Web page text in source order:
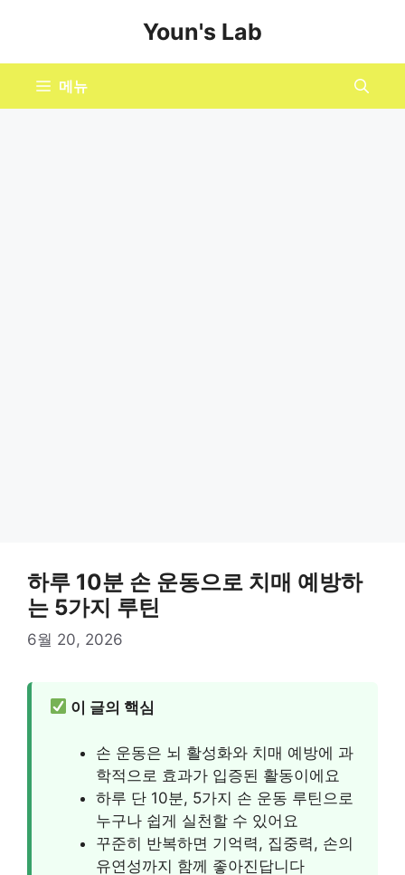
Youn's Lab
메뉴
하루 10분 손 운동으로 치매 예방하
는 5가지 루틴
6월 20, 2026
이 글의 핵심
손 운동은 뇌 활성화와 치매 예방에 과
학적으로 효과가 입증된 활동이에요
하루 단 10분, 5가지 손 운동 루틴으로
누구나 쉽게 실천할 수 있어요
꾸준히 반복하면 기억력, 집중력, 손의
유연성까지 함께 좋아진답니다